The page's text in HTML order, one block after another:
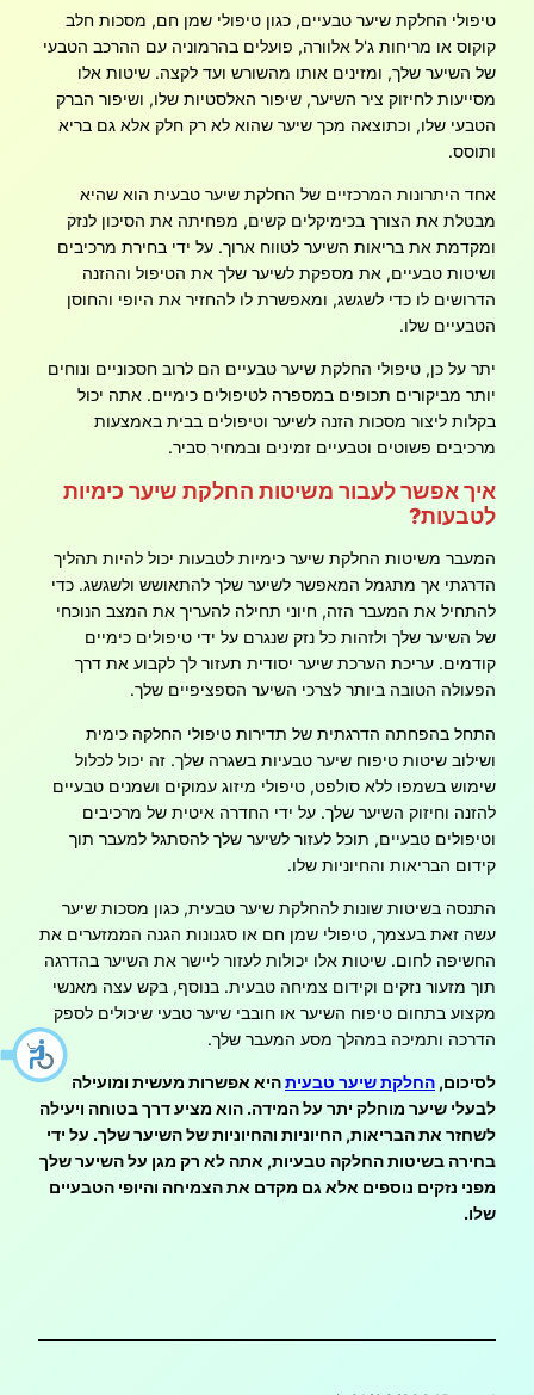
טיפולי החלקת שיער טבעיים, כגון טיפולי שמן חם, מסכות חלב
קוקוס או מריחות ג'ל אלוורה, פועלים בהרמוניה עם ההרכב הטבעי
של השיער שלך, ומזינים אותו מהשורש ועד לקצה. שיטות אלו
מסייעות לחיזוק ציר השיער, שיפור האלסטיות שלו, ושיפור הברק
הטבעי שלו, וכתוצאה מכך שיער שהוא לא רק חלק אלא גם בריא
ותוסס.
אחד היתרונות המרכזיים של החלקת שיער טבעית הוא שהיא
מבטלת את הצורך בכימיקלים קשים, מפחיתה את הסיכון לנזק
ומקדמת את בריאות השיער לטווח ארוך. על ידי בחירת מרכיבים
ושיטות טבעיים, את מספקת לשיער שלך את הטיפול וההזנה
הדרושים לו כדי לשגשג, ומאפשרת לו להחזיר את היופי והחוסן
הטבעיים שלו.
יתר על כן, טיפולי החלקת שיער טבעיים הם לרוב חסכוניים ונוחים
יותר מביקורים תכופים במספרה לטיפולים כימיים. אתה יכול
בקלות ליצור מסכות הזנה לשיער וטיפולים בבית באמצעות
מרכיבים פשוטים וטבעיים זמינים ובמחיר סביר.
איך אפשר לעבור משיטות החלקת שיער כימיות
לטבעות?
המעבר משיטות החלקת שיער כימיות לטבעות יכול להיות תהליך
הדרגתי אך מתגמל המאפשר לשיער שלך להתאושש ולשגשג. כדי
להתחיל את המעבר הזה, חיוני תחילה להעריך את המצב הנוכחי
של השיער שלך ולזהות כל נזק שנגרם על ידי טיפולים כימיים
קודמים. עריכת הערכת שיער יסודית תעזור לך לקבוע את דרך
הפעולה הטובה ביותר לצרכי השיער הספציפיים שלך.
התחל בהפחתה הדרגתית של תדירות טיפולי החלקה כימית
ושילוב שיטות טיפוח שיער טבעיות בשגרה שלך. זה יכול לכלול
שימוש בשמפו ללא סולפט, טיפולי מיזוג עמוקים ושמנים טבעיים
להזנה וחיזוק השיער שלך. על ידי החדרה איטית של מרכיבים
וטיפולים טבעיים, תוכל לעזור לשיער שלך להסתגל למעבר תוך
קידום הבריאות והחיוניות שלו.
התנסה בשיטות שונות להחלקת שיער טבעית, כגון מסכות שיער
עשה זאת בעצמך, טיפולי שמן חם או סגנונות הגנה הממזערים את
החשיפה לחום. שיטות אלו יכולות לעזור ליישר את השיער בהדרגה
תוך מזעור נזקים וקידום צמיחה טבעית. בנוסף, בקש עצה מאנשי
מקצוע בתחום טיפוח השיער או חובבי שיער טבעי שיכולים לספק
הדרכה ותמיכה במהלך מסע המעבר שלך.
לסיכום, החלקת שיער טבעיתהיא אפשרות מעשית ומועילה
לבעלי שיער מוחלק יתר על המידה. הוא מציע דרך בטוחה ויעילה
לשחזר את הבריאות, החיוניות והחיוניות של השיער שלך. על ידי
בחירה בשיטות החלקה טבעיות, אתה לא רק מגן על השיער שלך
מפני נזקים נוספים אלא גם מקדם את הצמיחה והיופי הטבעיים
שלו.